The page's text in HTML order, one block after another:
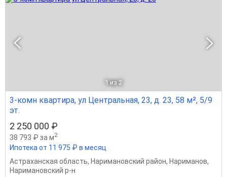
1 из 2
3-комн квартира, ул Центральная, 23, д. 23, 58 м², 5/9
эт.
2 250 000 ₽
38 793 ₽ за м2
Ипотека от 11 975 ₽ в месяц
Астраханская область, Наримановский район, Нариманов,
Наримановский р-н